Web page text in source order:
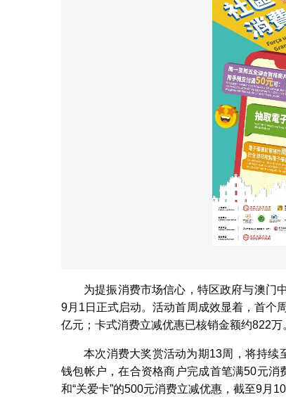
为提振消费市场信心，特区政府与澳门
9月1日正式启动。活动首周成效显着，首个
亿元；卡式消费立减优惠已核销金额约822万
本次消费大奖赏活动为期13周，将持续
钱包帐户，在合资格商户完成首笔满50元消
和“关爱卡”的500元消费立减优惠，截至9月